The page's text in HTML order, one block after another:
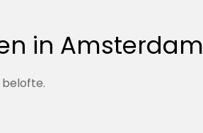
in Amsterdam
belofte.